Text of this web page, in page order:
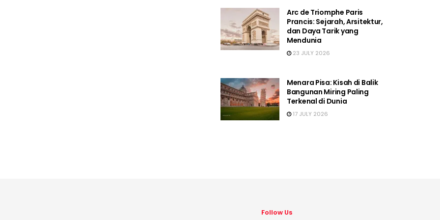
Arc de Triomphe Paris
Prancis: Sejarah, Arsitektur,
dan Daya Tarik yang
Mendunia
23 JULY 2026
Menara Pisa: Kisah di Balik
Bangunan Miring Paling
Terkenal di Dunia
17 JULY 2026
Follow Us